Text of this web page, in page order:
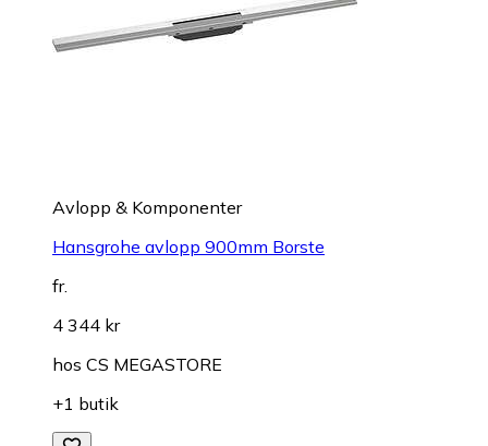
Avlopp & Komponenter
Hansgrohe avlopp 900mm Borste
fr.
4 344 kr
hos CS MEGASTORE
+1 butik